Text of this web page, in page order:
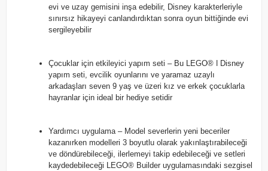
evi ve uzay gemisini inşa edebilir, Disney karakterleriyle
sınırsız hikayeyi canlandırdıktan sonra oyun bittiğinde evi
sergileyebilir
Çocuklar için etkileyici yapım seti – Bu LEGO® ǀ Disney
yapım seti, evcilik oyunlarını ve yaramaz uzaylı
arkadaşları seven 9 yaş ve üzeri kız ve erkek çocuklarla
hayranlar için ideal bir hediye setidir
Yardımcı uygulama – Model severlerin yeni beceriler
kazanırken modelleri 3 boyutlu olarak yakınlaştırabileceği
ve döndürebileceği, ilerlemeyi takip edebileceği ve setleri
kaydedebileceği LEGO® Builder uygulamasındaki sezgisel